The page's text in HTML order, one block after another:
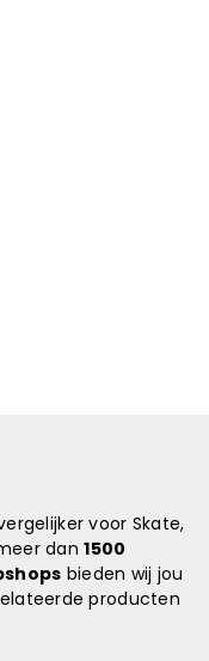
voor Skate,
dan1500
bieden wij jou
producten